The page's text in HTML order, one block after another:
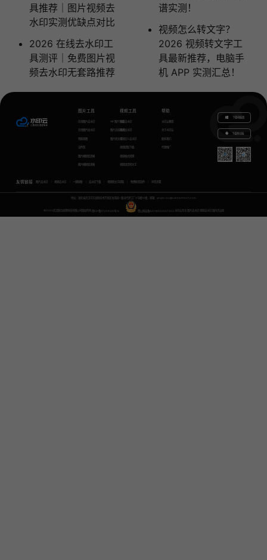
具推荐｜图片视频去
水印实测优缺点对比
2026 在线去水印工
具测评｜免费图片视
频去水印无套路推荐
谱实测！
视频怎么转文字？
2026 视频转文字工
具最新推荐，电脑手
机 APP 实测汇总！
图片工具
在线图片去水印
在线图片加水印
智能抠图
证件照
图片模糊变清晰
图片模糊变清晰
GIF图片生成
图片无损放大
图片转文字
视频工具
视频去水印
视频加水印
视频怎么去水印
视频提取下载
视频格式转换
视频语音转文字
帮助
水印云教程
关于水印云
联系我们
代理推广
下载电脑版
下载移动端
友情链接 图片去水印 视频去水印 一键抠图 去水印下载 视频转文字提取 免费配音软件 声音克隆
地址：湖北省武汉市东湖新技术开发区关南园一路当代梦工厂4号楼10楼，邮箱：yinglin.wu@udreamtech.com
©2020武汉联合创想科技有限公司版权所有 鄂ICP备17031026号-8 鄂公网安备42018502007353 水印云专注 图片去水印 视频去水印 国内杰出者